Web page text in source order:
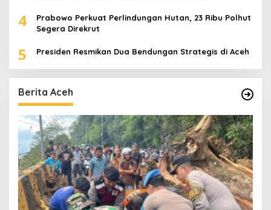
4
Prabowo Perkuat Perlindungan Hutan, 23 Ribu Polhut
Segera Direkrut
5 Presiden Resmikan Dua Bendungan Strategis di Aceh
Berita Aceh